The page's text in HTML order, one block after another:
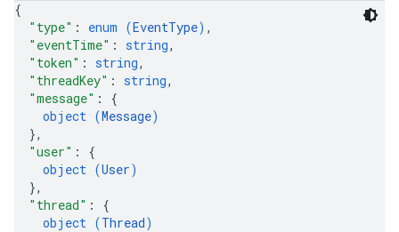
{
"type" : enum (EventType) ,
"eventTime" : string,
"token" : string,
"threadKey" : string,
"message" : {
object (Message)
},
"user" : {
object (User)
},
"thread" : {
object (Thread)